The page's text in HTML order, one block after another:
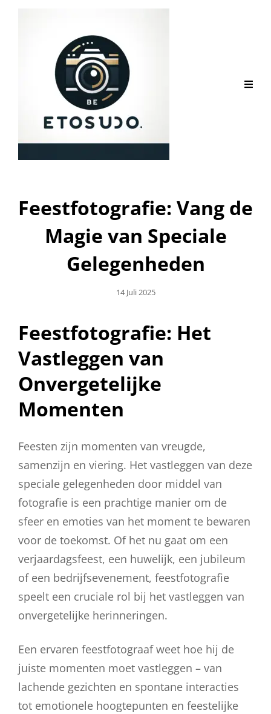
Feestfotografie: Vang de
Magie van Speciale
Gelegenheden
Geplaatst
14 Juli 2025
Feestfotografie: Het
Vastleggen van
Onvergetelijke
Momenten
Feesten zijn momenten van vreugde,
samenzijn en viering. Het vastleggen van deze
speciale gelegenheden door middel van
fotografie is een prachtige manier om de
sfeer en emoties van het moment te bewaren
voor de toekomst. Of het nu gaat om een
verjaardagsfeest, een huwelijk, een jubileum
of een bedrijfsevenement, feestfotografie
speelt een cruciale rol bij het vastleggen van
onvergetelijke herinneringen.
Een ervaren feestfotograaf weet hoe hij de
juiste momenten moet vastleggen – van
lachende gezichten en spontane interacties
tot emotionele hoogtepunten en feestelijke